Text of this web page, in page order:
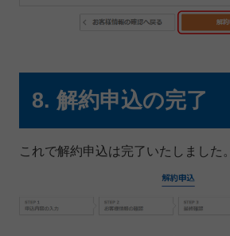
8. 解約申込の完了
これで解約申込は完了いたしました。